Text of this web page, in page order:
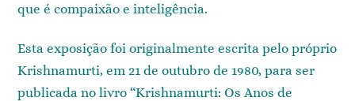
que é compaixão e inteligência.
Esta exposição foi originalmente escrita pelo próprio
Krishnamurti, em 21 de outubro de 1980, para ser
publicada no livro “Krishnamurti: Os Anos de